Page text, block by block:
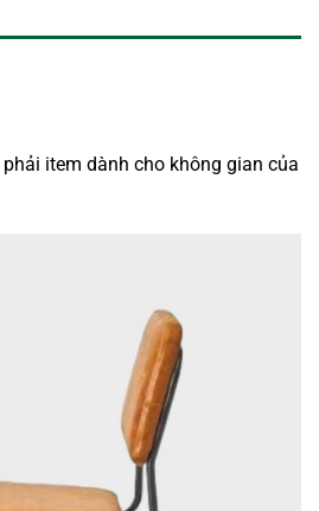
item dành cho không gian của